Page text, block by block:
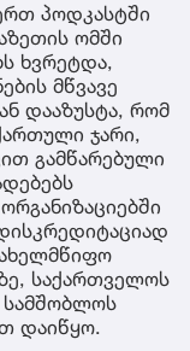
პოდკასტში
ომში
ხვრეტდა,
მწვავე
დააზუსტა, რომ
ჯარი,
გამწარებული
საქართველოს
სამშობლოს
დაიწყო.